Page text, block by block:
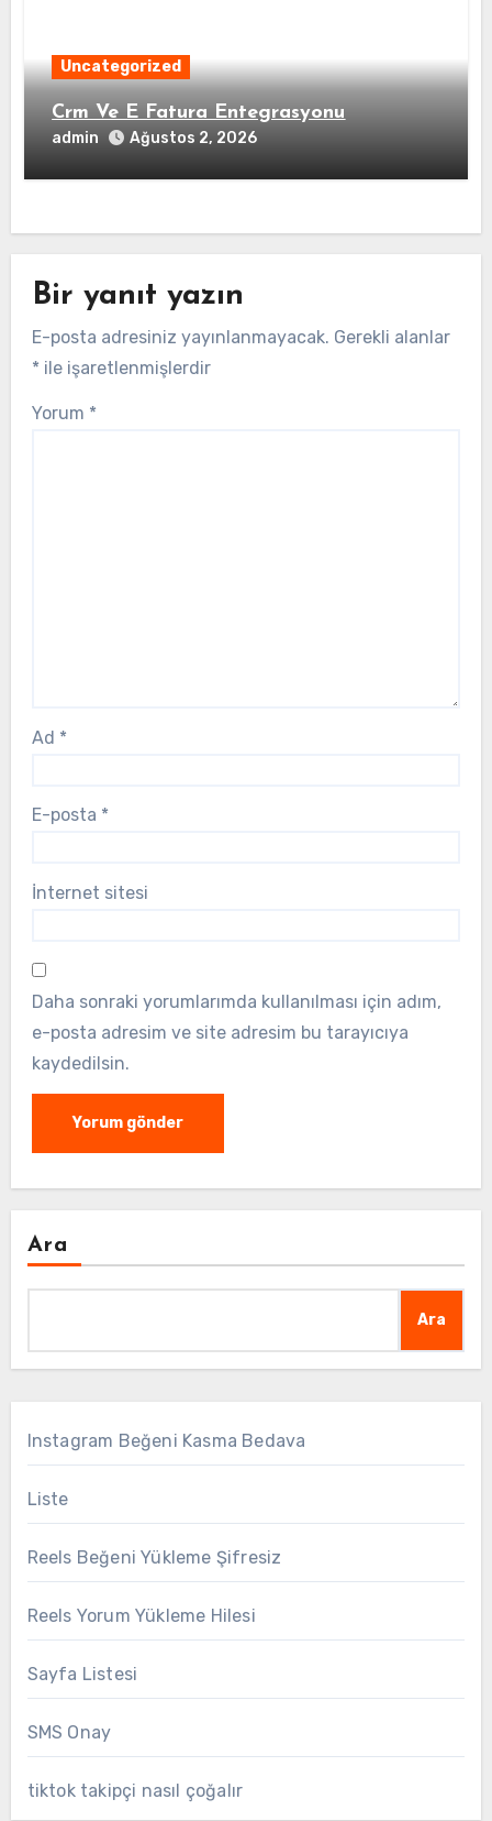
Uncategorized
Crm Ve E Fatura Entegrasyonu
admin Ağustos 2, 2026
Bir yanıt yazın
E-posta adresiniz yayınlanmayacak. Gerekli alanlar
* ile işaretlenmişlerdir
Yorum *
Ad *
E-posta *
İnternet sitesi
Daha sonraki yorumlarımda kullanılması için adım,
e-posta adresim ve site adresim bu tarayıcıya
kaydedilsin.
Ara
Ara
Instagram Beğeni Kasma Bedava
Liste
Reels Beğeni Yükleme Şifresiz
Reels Yorum Yükleme Hilesi
Sayfa Listesi
SMS Onay
tiktok takipçi nasıl çoğalır